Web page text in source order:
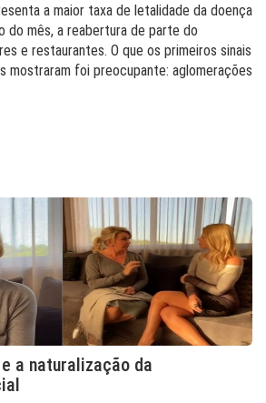
a maior taxa de letalidade da doença
do mês, a reabertura de parte do
e restaurantes. O que os primeiros sinais
mostraram foi preocupante: aglomerações
a naturalização da